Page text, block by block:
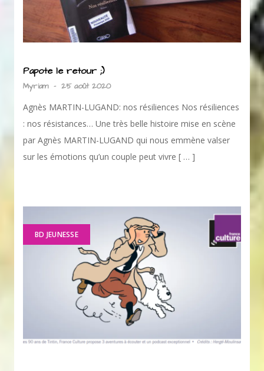
Papote le retour ;)
Myriam - 25 août 2020
Agnès MARTIN-LUGAND: nos résiliences Nos résiliences
: nos résistances… Une très belle histoire mise en scène
par Agnès MARTIN-LUGAND qui nous emmène valser
sur les émotions qu’un couple peut vivre [ … ]
BD JEUNESSE